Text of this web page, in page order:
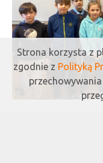
Strona korzysta z
zgodnie z Polityką